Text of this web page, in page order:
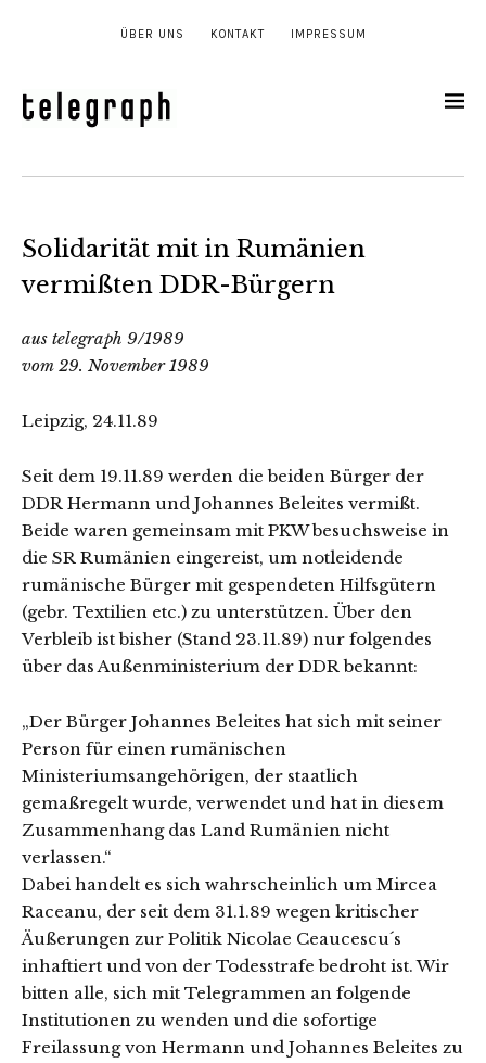
ÜBER UNS KONTAKT IMPRESSUM
Solidarität mit in Rumänien
vermißten DDR-Bürgern
aus telegraph 9/1989
vom 29. November 1989
Leipzig, 24.11.89
Seit dem 19.11.89 werden die beiden Bürger der
DDR Hermann und Johannes Beleites vermißt.
Beide waren gemeinsam mit PKW besuchsweise in
die SR Rumänien eingereist, um notleidende
rumänische Bürger mit gespendeten Hilfsgütern
(gebr. Textilien etc.) zu unterstützen. Über den
Verbleib ist bisher (Stand 23.11.89) nur folgendes
über das Außenministerium der DDR bekannt:
„Der Bürger Johannes Beleites hat sich mit seiner
Person für einen rumänischen
Ministeriumsangehörigen, der staatlich
gemaßregelt wurde, verwendet und hat in diesem
Zusammenhang das Land Rumänien nicht
verlassen.“
Dabei handelt es sich wahrscheinlich um Mircea
Raceanu, der seit dem 31.1.89 wegen kritischer
Äußerungen zur Politik Nicolae Ceaucescu´s
inhaftiert und von der Todesstrafe bedroht ist. Wir
bitten alle, sich mit Telegrammen an folgende
Institutionen zu wenden und die sofortige
Freilassung von Hermann und Johannes Beleites zu